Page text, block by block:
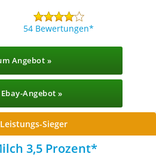
54 Bewertungen
Angebot »
Angebot »
Sieger
3,5 Prozent